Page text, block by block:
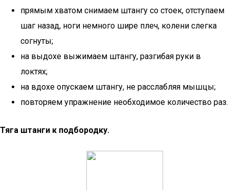
прямым хватом снимаем штангу со стоек, отступаем
шаг назад, ноги немного шире плеч, колени слегка
согнуты;
на выдохе выжимаем штангу, разгибая руки в
локтях;
на вдохе опускаем штангу, не расслабляя мышцы;
повторяем упражнение необходимое количество раз.
Тяга штанги к подбородку.